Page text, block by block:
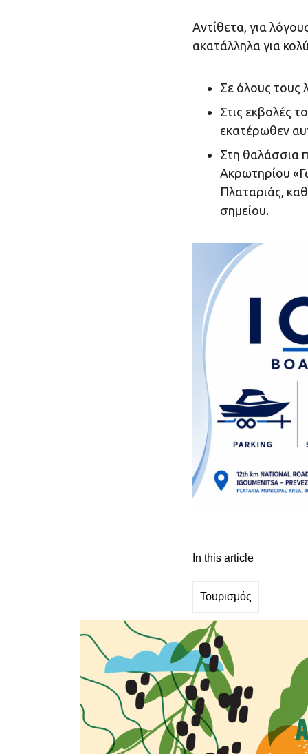
Αντίθετα, για
ακατάλληλα για
Σε όλους τους
Στις εκβολές
εκατέρωθεν
Στη θαλάσσια
Ακρωτηρίου
Πλαταριάς,
σημείου.
In this article
Τουρισμός